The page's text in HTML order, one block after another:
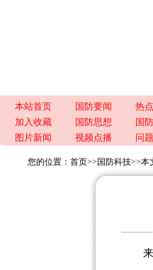
本站首页 国防要闻 热
加入收藏
国防思想 国
图片新闻
视频点播 问
您的位置： 首页>> 国防科技>>本